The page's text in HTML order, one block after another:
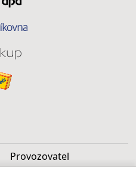
Provozovatel